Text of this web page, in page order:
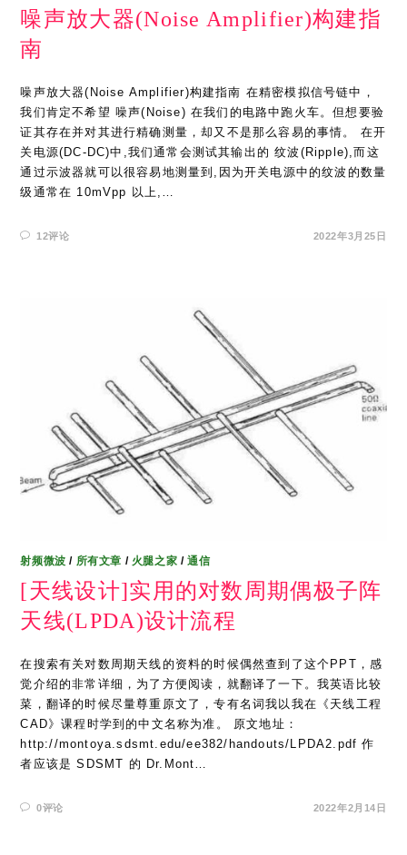
噪声放大器(Noise Amplifier)构建指
南
噪声放大器(Noise Amplifier)构建指南 在精密模拟信号链中，
我们肯定不希望 噪声(Noise) 在我们的电路中跑火车。但想要验
证其存在并对其进行精确测量，却又不是那么容易的事情。 在开
关电源(DC-DC)中,我们通常会测试其输出的 纹波(Ripple),而这
通过示波器就可以很容易地测量到,因为开关电源中的纹波的数量
级通常在 10mVpp 以上,…
12评论 2022年3月25日
射频微波 / 所有文章 / 火腿之家 /通信
[天线设计]实用的对数周期偶极子阵
天线(LPDA)设计流程
在搜索有关对数周期天线的资料的时候偶然查到了这个PPT，感
觉介绍的非常详细，为了方便阅读，就翻译了一下。我英语比较
菜，翻译的时候尽量尊重原文了，专有名词我以我在《天线工程
CAD》课程时学到的中文名称为准。 原文地址：
http://montoya.sdsmt.edu/ee382/handouts/LPDA2.pdf 作
者应该是 SDSMT 的 Dr.Mont…
0评论 2022年2月14日